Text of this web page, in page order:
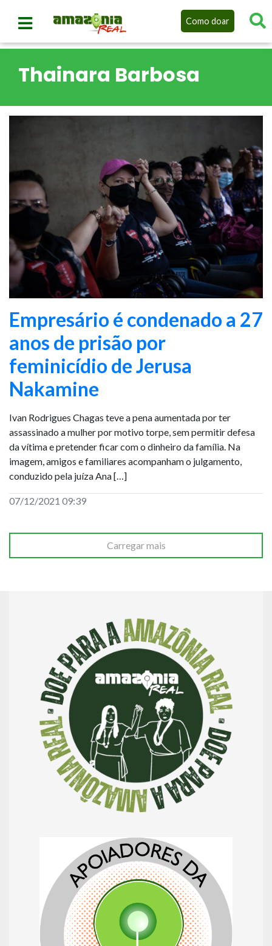
Como doar
Thainara Barbosa
Empresário é condenado a 27
anos de prisão por
feminicídio de Jerusa
Nakamine
Ivan Rodrigues Chagas teve a pena aumentada por ter
assassinado a mulher por motivo torpe, sem permitir defesa
da vítima e pretender ficar com o dinheiro da família. Na
imagem, amigos e familiares acompanham o julgamento,
conduzido pela juíza Ana […]
07/12/2021 09:39
Carregar mais